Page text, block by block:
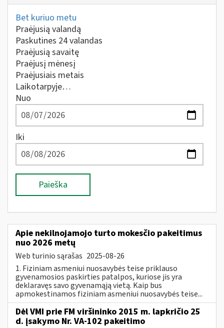
Bet kuriuo metu
Praėjusią valandą
Paskutines 24 valandas
Praėjusią savaitę
Praėjusį mėnesį
Praėjusiais metais
Laikotarpyje…
Nuo
Iki
Paieška
Apie nekilnojamojo turto mokesčio pakeitimus
nuo 2026 metų
Web turinio sąrašas 2025-08-26
1. Fiziniam asmeniui nuosavybės teise priklauso
gyvenamosios paskirties patalpos, kuriose jis yra
deklaravęs savo gyvenamąją vietą. Kaip bus
apmokestinamos fiziniam asmeniui nuosavybės teise...
Dėl VMI prie FM viršininko 2015 m. lapkričio 25
d. įsakymo Nr. VA-102 pakeitimo